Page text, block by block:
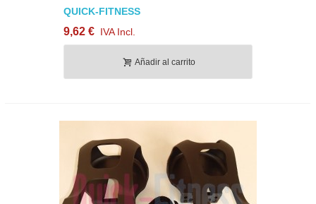
QUICK-FITNESS
9,62 € IVA Incl.
Añadir al carrito